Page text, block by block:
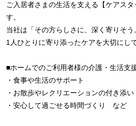
ご入居者さまの生活を支える【ケアス
す。
当社は「その方らしさに、深く寄りそう
1人ひとりに寄り添ったケアを大切にし
■ホームでのご利用者様の介護・生活支
・食事や生活のサポート
・お散歩やレクリエーションの付き添い
・安心して過ごせる時間づくり など